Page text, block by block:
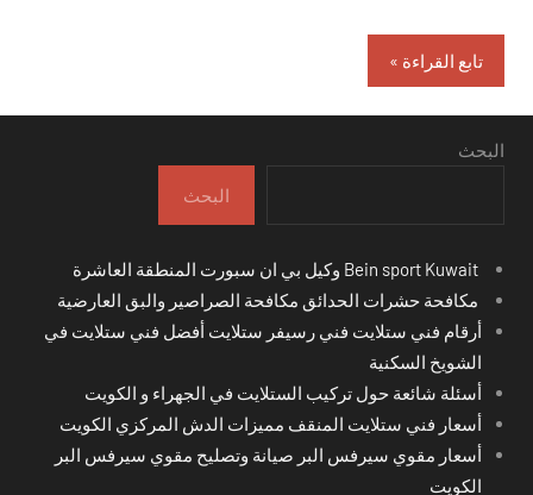
تابع القراءة
البحث
البحث
مكافحة حشرات الحدائق مكافحة الصراصير والبق العارضية
أرقام فني ستلايت فني رسيفر ستلايت أفضل فني ستلايت في
الشويخ السكنية
أسئلة شائعة حول تركيب الستلايت في الجهراء و الكويت
أسعار فني ستلايت المنقف مميزات الدش المركزي الكويت
أسعار مقوي سيرفس البر صيانة وتصليح مقوي سيرفس البر
الكويت